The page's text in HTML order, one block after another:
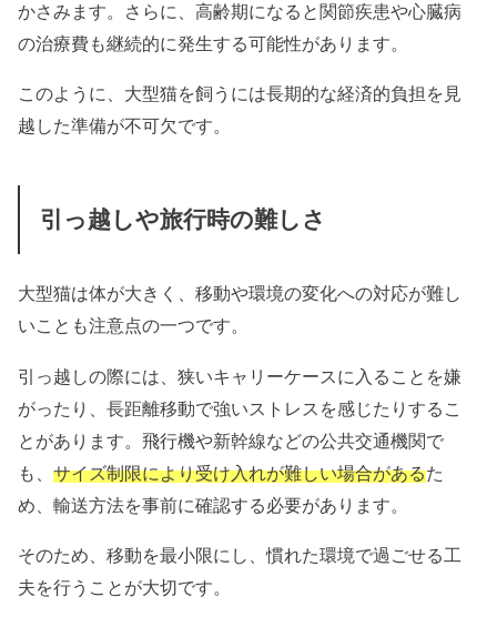
かさみます。さらに、高齢期になると関節疾患や心臓病
の治療費も継続的に発生する可能性があります。
このように、大型猫を飼うには長期的な経済的負担を見
越した準備が不可欠です。
引っ越しや旅行時の難しさ
大型猫は体が大きく、移動や環境の変化への対応が難し
いことも注意点の一つです。
引っ越しの際には、狭いキャリーケースに入ることを嫌
がったり、長距離移動で強いストレスを感じたりするこ
とがあります。飛行機や新幹線などの公共交通機関で
も、サイズ制限により受け入れが難しい場合があるた
め、輸送方法を事前に確認する必要があります。
そのため、移動を最小限にし、慣れた環境で過ごせる工
夫を行うことが大切です。